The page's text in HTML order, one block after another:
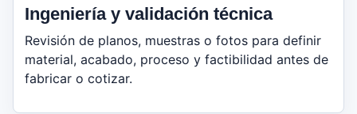
Ingeniería y validación técnica
Revisión de planos, muestras o fotos para definir
material, acabado, proceso y factibilidad antes de
fabricar o cotizar.